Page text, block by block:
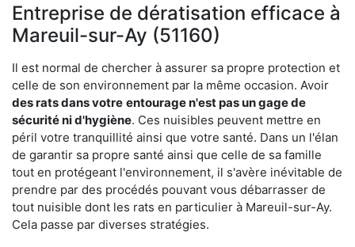
Entreprise de dératisation efficace à
Mareuil-sur-Ay (51160)
Il est normal de chercher à assurer sa propre protection et
celle de son environnement par la même occasion. Avoir
des rats dans votre entourage n'est pas un gage de
sécurité ni d'hygiène. Ces nuisibles peuvent mettre en
péril votre tranquillité ainsi que votre santé. Dans un l'élan
de garantir sa propre santé ainsi que celle de sa famille
tout en protégeant l'environnement, il s'avère inévitable de
prendre par des procédés pouvant vous débarrasser de
tout nuisible dont les rats en particulier à Mareuil-sur-Ay.
Cela passe par diverses stratégies.